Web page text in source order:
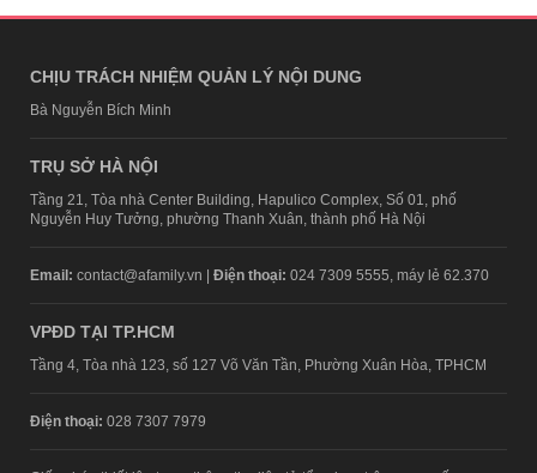
CHỊU TRÁCH NHIỆM QUẢN LÝ NỘI DUNG
Bà Nguyễn Bích Minh
TRỤ SỞ HÀ NỘI
Tầng 21, Tòa nhà Center Building, Hapulico Complex, Số 01, phố
Nguyễn Huy Tưởng, phường Thanh Xuân, thành phố Hà Nội
Email: contact@afamily.vn | Điện thoại: 024 7309 5555, máy lẻ 62.370
VPĐD TẠI TP.HCM
Tầng 4, Tòa nhà 123, số 127 Võ Văn Tần, Phường Xuân Hòa, TPHCM
Điện thoại: 028 7307 7979